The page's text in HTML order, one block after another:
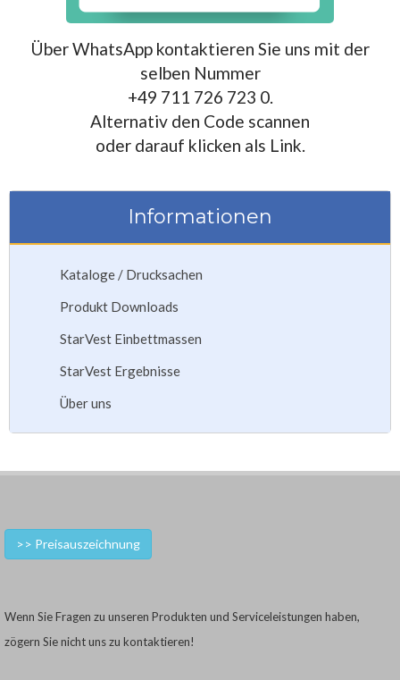
Über WhatsApp kontaktieren Sie uns mit der
selben Nummer
+49 711 726 723 0.
Alternativ den Code scannen
oder darauf klicken als Link.
Informationen
Kataloge / Drucksachen
Produkt Downloads
StarVest Einbettmassen
StarVest Ergebnisse
Über uns
>> Preisauszeichnung
Wenn Sie Fragen zu unseren Produkten und Serviceleistungen haben,
zögern Sie nicht uns zu kontaktieren!